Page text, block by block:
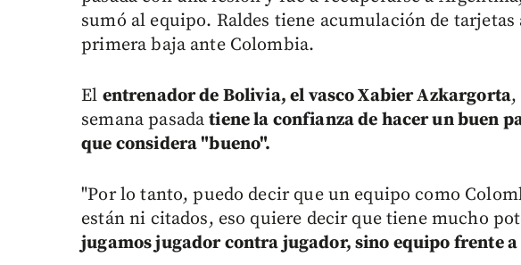
sumó al equipo. Raldes tiene acumulación de
primera baja ante Colombia.
El entrenador de Bolivia, el vasco Xabier Azkargorta,
semana pasadatiene la confianza de hacer un buen
que considera "bueno".
"Por lo tanto, puedo decir que un equipo como
están ni citados, eso quiere decir que tiene mucho
jugamos jugador contra jugador, sino equipo frente